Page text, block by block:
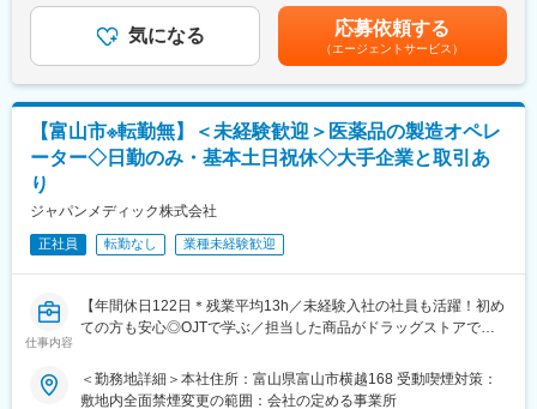
【教育体制】
未経験で転職してくる方も多い為教育体制が充実しており、業界
内でも随一との呼び声が高いです。同期入社者とともに2週間弱本
な法令から実務まで座学中心でロープレを交えながら学びます。
その後、各拠点に配属され業務を引継ぎながらOJT担当者ととも
に医療機関へ同行するなど、徐々に業務を習得します。確認テス
トやチェックシートを用いながら習熟度を測り、入社後1年程度で
入社者に対してフォローを行う体制が整っています。
変更の範囲：会社の定める業務
★工場は清潔な環境です！
験・保管
※機械を操作する作業がメインです
※20キロ前後の原料を運ぶ作業があります
◎錠剤検査や選別作業（細かい作業があります） など
＜入社後の流れ＞
■働き方・働く環境：
・基本土日祝休み（会社カレンダーにより、年9回程土曜出勤あ
り）
であり、選考を通じて上下する可能性があります。月給(月額)は固
定手当を含めた表記です。
気になる 応募依頼する
（エージェントサービス）
【富山市※転勤無】＜未経験歓迎＞医薬品の製造オペレ
ーター◇日勤のみ・基本土日祝休◇大手企業と取引あ
り
ジャパンメディック株式会社
正社員 転勤なし 業種未経験歓迎
仕事内容
【年間休日122日＊残業平均13h／未経験入社の社員も活躍！初め
ての方も安心◎OJTで学ぶ／担当した商品がドラッグストアで見
ドラッグストアなどで見かける医薬品の製造に携わり、人々の健
＜勤務地詳細＞本社住所：富山県富山市横越168 受動喫煙対策：
敷地内全面禁煙変更の範囲：会社の定める事業所